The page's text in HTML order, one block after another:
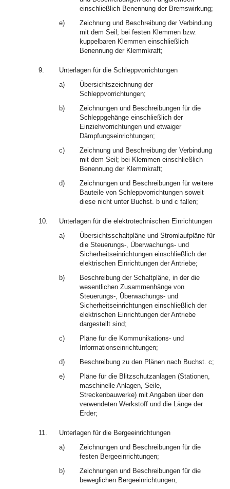
einschließlich Benennung der Bremswirkung;
e)
Zeichnung und Beschreibung der Verbindung
mit dem Seil; bei festen Klemmen bzw.
kuppelbaren Klemmen einschließlich
Benennung der Klemmkraft;
9.
Unterlagen für die Schleppvorrichtungen
a)
Übersichtszeichnung der
Schleppvorrichtungen;
b)
Zeichnungen und Beschreibungen für die
Schleppgehänge einschließlich der
Einziehvorrichtungen und etwaiger
Dämpfungseinrichtungen;
c)
Zeichnung und Beschreibung der Verbindung
mit dem Seil; bei Klemmen einschließlich
Benennung der Klemmkraft;
d)
Zeichnungen und Beschreibungen für weitere
Bauteile von Schleppvorrichtungen soweit
diese nicht unter Buchst. b und c fallen;
10.
Unterlagen für die elektrotechnischen Einrichtungen
a)
Übersichtsschaltpläne und Stromlaufpläne für
die Steuerungs-, Überwachungs- und
Sicherheitseinrichtungen einschließlich der
elektrischen Einrichtungen der Antriebe;
b)
Beschreibung der Schaltpläne, in der die
wesentlichen Zusammenhänge von
Steuerungs-, Überwachungs- und
Sicherheitseinrichtungen einschließlich der
elektrischen Einrichtungen der Antriebe
dargestellt sind;
c)
Pläne für die Kommunikations- und
Informationseinrichtungen;
d)
Beschreibung zu den Plänen nach Buchst. c;
e)
Pläne für die Blitzschutzanlagen (Stationen,
maschinelle Anlagen, Seile,
Streckenbauwerke) mit Angaben über den
verwendeten Werkstoff und die Länge der
Erder;
11.
Unterlagen für die Bergeeinrichtungen
a)
Zeichnungen und Beschreibungen für die
festen Bergeeinrichtungen;
b)
Zeichnungen und Beschreibungen für die
beweglichen Bergeeinrichtungen;